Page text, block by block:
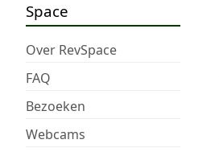
Space
Over RevSpace
FAQ
Bezoeken
Webcams